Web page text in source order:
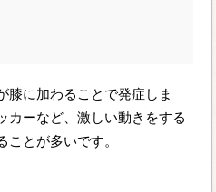
膝に加わることで発症しま
カーなど、激しい動きをする
ことが多いです。